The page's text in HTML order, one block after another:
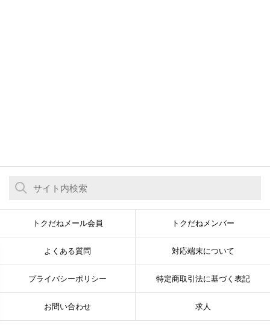
トクだねメール会員 トクだねメンバー
よくある質問 対応端末について
プライバシーポリシー 特定商取引法に基づく表記
お問い合わせ 求人